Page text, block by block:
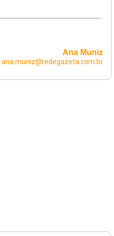
Ana Muniz
ana.muniz@redegazeta.com.br